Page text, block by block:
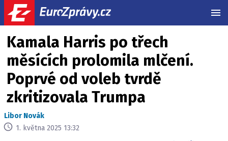
Kamala Harris po třech
měsících prolomila mlčení.
Poprvé od voleb tvrdě
zkritizovala Trumpa
Libor Novák
1. května 2025 13:32